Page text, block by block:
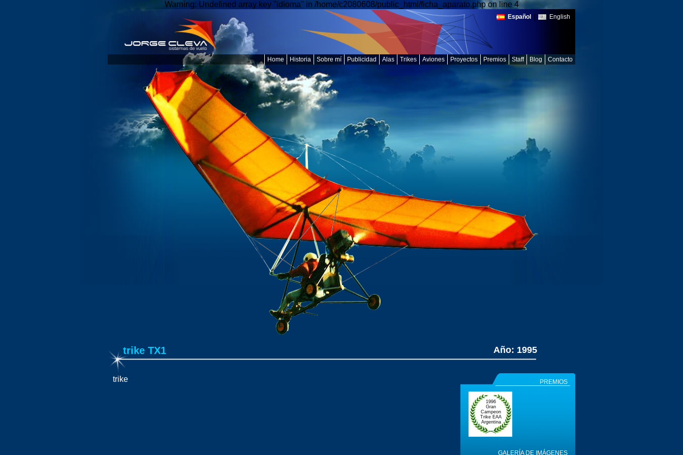
Warning: Undefined array key "idioma" in /home/c2080608/public_html/ficha_aparato.php on line 4
Español English
Contacto
Blog
Staff
Premios
Proyectos
Aviones
Trikes
Alas
Publicidad
Sobre mí
Historia
Home
trike TX1 Año: 1995
trike PREMIOS
1996
Gran
Campeon
Trike EAA
Argentina
GALERÍA DE IMÁGENES